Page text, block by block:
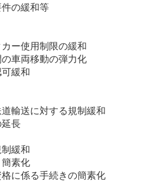
の緩和等
ー使用制限の緩和
車両移動の弾力化
緩和
輸送に対する規制緩和
長
緩和
素化
に係る手続きの簡素化